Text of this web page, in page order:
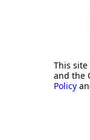
This site
and the
Policy